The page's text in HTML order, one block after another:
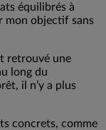
équilibrés à
mon objectif sans
retrouvé une
long du
il n’y a plus
concrets, comme